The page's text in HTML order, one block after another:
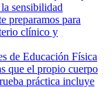
sensibilidad
preparamos para
clínico y
de Educación Física
que el propio cuerpo
práctica incluye